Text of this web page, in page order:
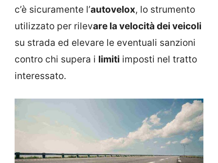
c’è sicuramente l’autovelox, lo strumento
utilizzato per rilevare la velocità dei veicoli
su strada ed elevare le eventuali sanzioni
contro chi supera i limiti imposti nel tratto
interessato.